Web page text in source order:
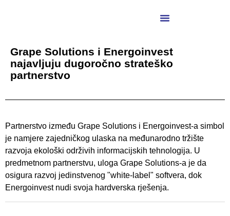
Grape Solutions i Energoinvest
najavljuju dugoročno strateško
partnerstvo
Partnerstvo između Grape Solutions i Energoinvest-a simbol
je namjere zajedničkog ulaska na međunarodno tržište
razvoja ekološki održivih informacijskih tehnologija. U
predmetnom partnerstvu, uloga Grape Solutions-a je da
osigura razvoj jedinstvenog "white-label" softvera, dok
Energoinvest nudi svoja hardverska rješenja.